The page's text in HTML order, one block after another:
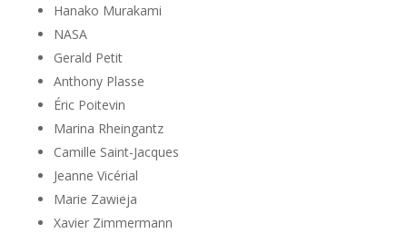
Hanako Murakami
NASA
Gerald Petit
Anthony Plasse
Éric Poitevin
Marina Rheingantz
Camille Saint-Jacques
Jeanne Vicérial
Marie Zawieja
Xavier Zimmermann